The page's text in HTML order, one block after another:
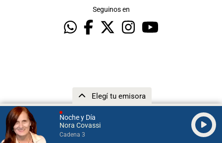
Noche y Día
Nora Covassi
Cadena 3
Elegí tu emisora
Seguinos en